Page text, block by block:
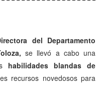
del Departamento
se llevó a cabo una
habilidades blandas de
recursos novedosos para